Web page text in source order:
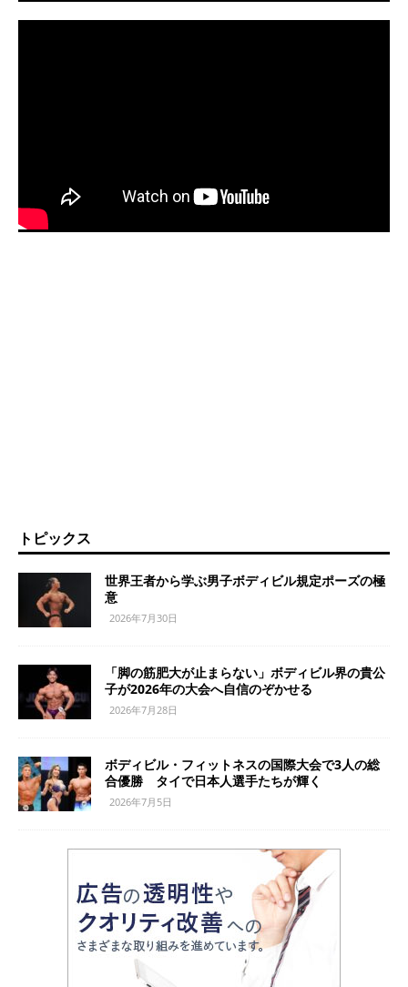
トピックス
世界王者から学ぶ男子ボディビル規定ポーズの極
意
2026年7月30日
「脚の筋肥大が止まらない」ボディビル界の貴公
子が2026年の大会へ自信のぞかせる
2026年7月28日
ボディビル・フィットネスの国際大会で3人の総
合優勝 タイで日本人選手たちが輝く
2026年7月5日